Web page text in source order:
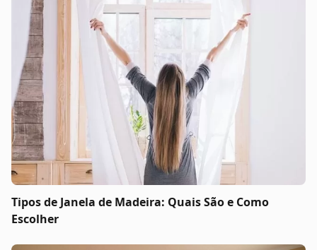
Tipos de Janela de Madeira: Quais São e Como
Escolher